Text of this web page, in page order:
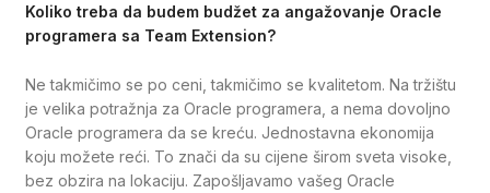
Koliko treba da budem budžet za angažovanje Oracle
programera sa Team Extension?
Ne takmičimo se po ceni, takmičimo se kvalitetom. Na tržištu
je velika potražnja za Oracle programera, a nema dovoljno
Oracle programera da se kreću. Jednostavna ekonomija
koju možete reći. To znači da su cijene širom sveta visoke,
bez obzira na lokaciju. Zapošljavamo vašeg Oracle